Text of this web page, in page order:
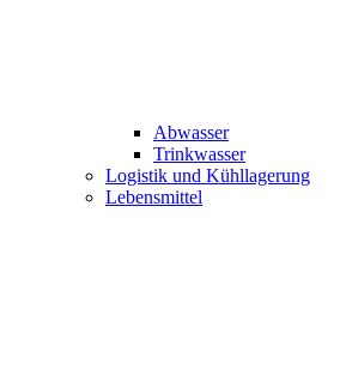
Abwasser
Trinkwasser
Logistik und Kühllagerung
Lebensmittel